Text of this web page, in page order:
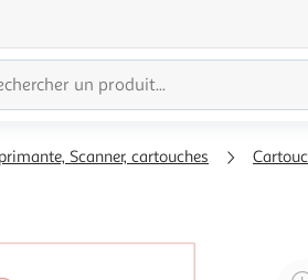
Scanner, cartouches